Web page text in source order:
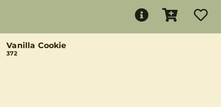
Vanilla Cookie
372